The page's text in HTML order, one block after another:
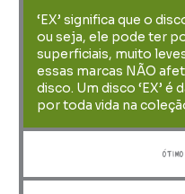
‘EX’ significa que o
ou seja, ele pode ter
superficiais, muito
essas marcas NÃO
disco. Um disco ‘EX’ é
por toda vida na
ótimo